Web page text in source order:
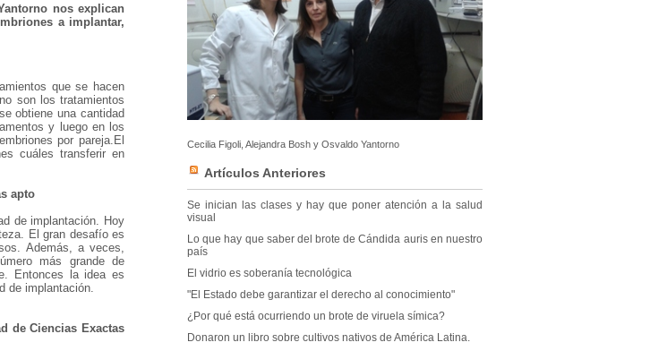
nos explican
a implantar,
que se hacen
son los tratamientos
obtiene una cantidad
y luego en los
por pareja.El
cuáles transferir en
apto
de implantación. Hoy
El gran desafío es
Además, a veces,
más grande de
Entonces la idea es
de implantación.
de Ciencias Exactas
Cecilia Figoli, Alejandra Bosh y Osvaldo Yantorno
Artículos Anteriores
Se inician las clases y hay que poner atención a la salud
visual
Lo que hay que saber del brote de Cándida auris en nuestro
país
El vidrio es soberanía tecnológica
"El Estado debe garantizar el derecho al conocimiento"
¿Por qué está ocurriendo un brote de viruela símica?
Donaron un libro sobre cultivos nativos de América Latina.